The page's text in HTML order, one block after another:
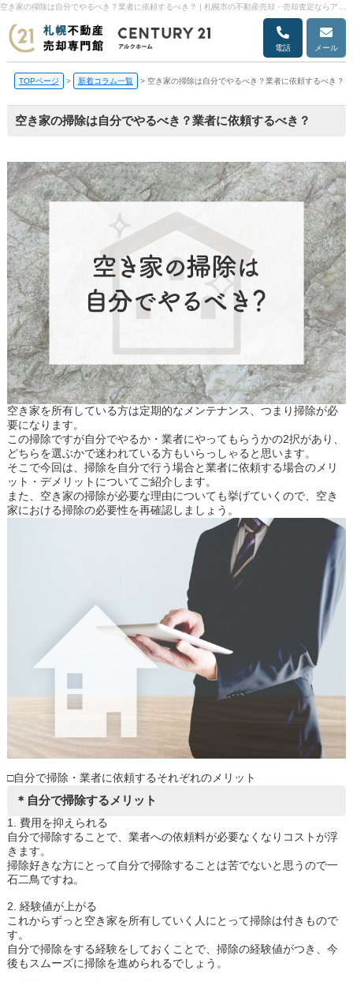
電話 メール
TOPページ > 新着コラム一覧 > 空き家の掃除は自分でやるべき？業者に依頼するべき？
空き家の掃除は自分でやるべき？業者に依頼するべき？
空き家を所有している方は定期的なメンテナンス、つまり掃除が必
要になります。
この掃除ですが自分でやるか・業者にやってもらうかの2択があり、
どちらを選ぶかで迷われている方もいらっしゃると思います。
そこで今回は、掃除を自分で行う場合と業者に依頼する場合のメリ
ット・デメリットについてご紹介します。
また、空き家の掃除が必要な理由についても挙げていくので、空き
家における掃除の必要性を再確認しましょう。
□自分で掃除・業者に依頼するそれぞれのメリット
＊自分で掃除するメリット
1. 費用を抑えられる
自分で掃除することで、業者への依頼料が必要なくなりコストが浮
きます。
掃除好きな方にとって自分で掃除することは苦でないと思うので一
石二鳥ですね。
2. 経験値が上がる
これからずっと空き家を所有していく人にとって掃除は付きもので
す。
自分で掃除をする経験をしておくことで、掃除の経験値がつき、今
後もスムーズに掃除を進められるでしょう。